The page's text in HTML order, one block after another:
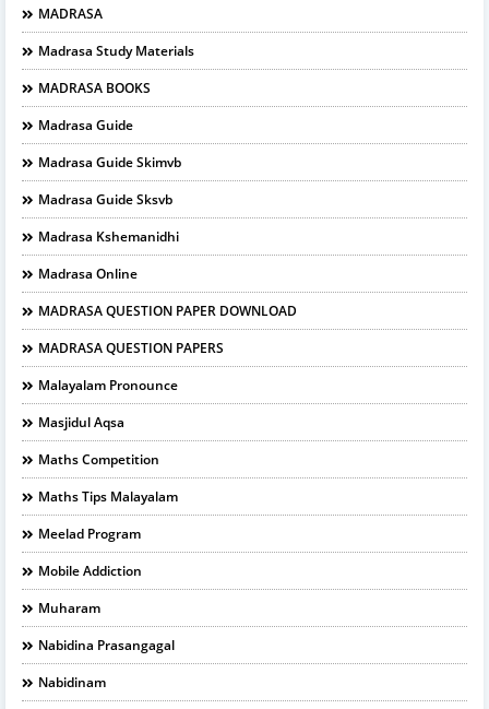
MADRASA
Madrasa Study Materials
MADRASA BOOKS
Madrasa Guide
Madrasa Guide Skimvb
Madrasa Guide Sksvb
Madrasa Kshemanidhi
Madrasa Online
MADRASA QUESTION PAPER DOWNLOAD
MADRASA QUESTION PAPERS
Malayalam Pronounce
Masjidul Aqsa
Maths Competition
Maths Tips Malayalam
Meelad Program
Mobile Addiction
Muharam
Nabidina Prasangagal
Nabidinam